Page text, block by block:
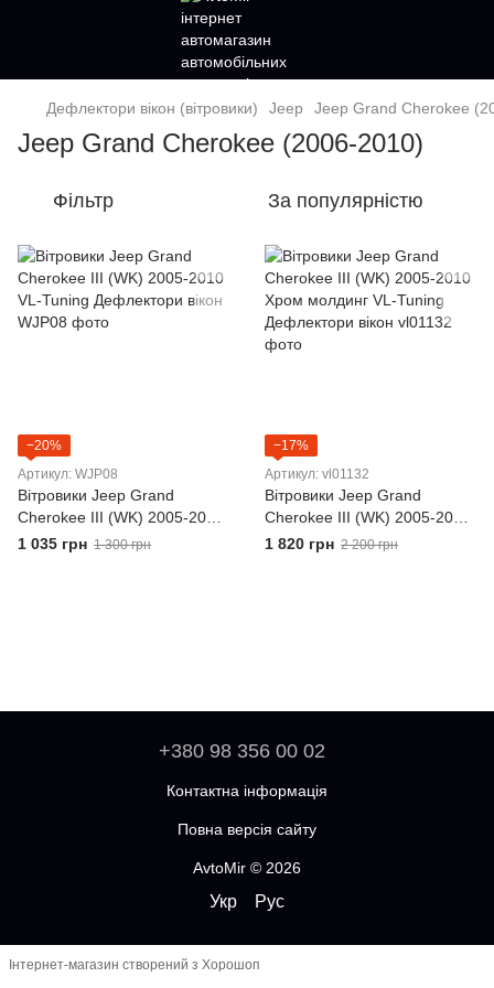
Дефлектори вікон (вітровики) Jeep Jeep Grand Cherokee
Jeep Grand Cherokee (2006-2010)
Фільтр За популярністю
−20%
Артикул: WJP08
Вітровики Jeep Grand
Cherokee III (WK) 2005-2010
VL-Tuning Дефлектори вікон
1 035 грн 1 300 грн
−17%
Артикул: vl01132
Вітровики Jeep Grand
Cherokee III (WK) 2005-2010
Хром молдинг VL-Tuning
1 820 грн 2 200 грн
+380 98 356 00 02
Контактна інформація
Повна версія сайту
AvtoMir © 2026
Укр Рус
Інтернет-магазин створений з Хорошоп